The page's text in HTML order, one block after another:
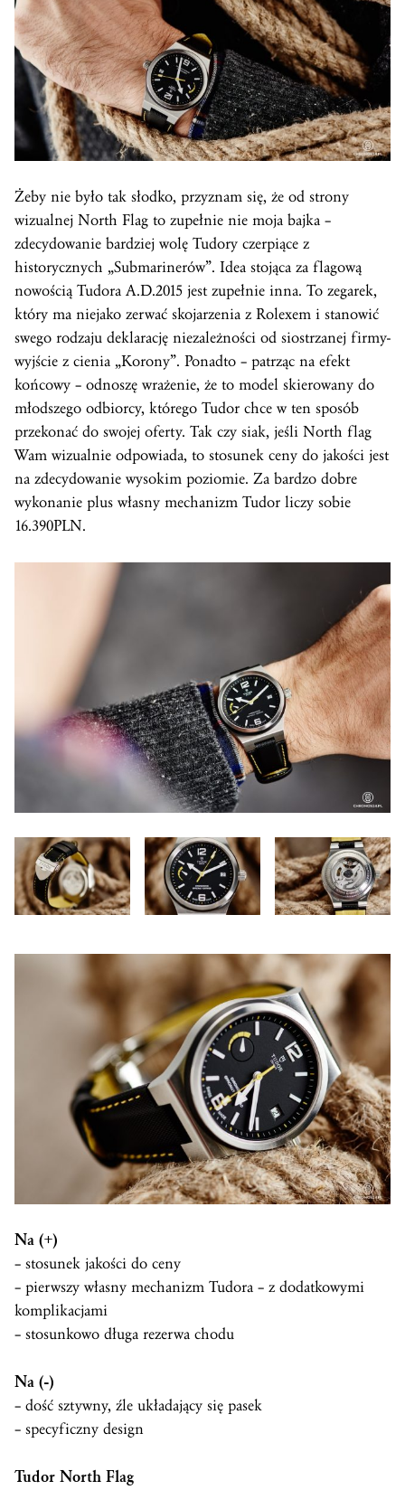
Żeby nie było tak słodko, przyznam się, że od strony
wizualnej North Flag to zupełnie nie moja bajka –
zdecydowanie bardziej wolę Tudory czerpiące z
historycznych „Submarinerów”. Idea stojąca za flagową
nowością Tudora A.D.2015 jest zupełnie inna. To zegarek,
który ma niejako zerwać skojarzenia z Rolexem i stanowić
swego rodzaju deklarację niezależności od siostrzanej firmy-
wyjście z cienia „Korony”. Ponadto – patrząc na efekt
końcowy – odnoszę wrażenie, że to model skierowany do
młodszego odbiorcy, którego Tudor chce w ten sposób
przekonać do swojej oferty. Tak czy siak, jeśli North flag
Wam wizualnie odpowiada, to stosunek ceny do jakości jest
na zdecydowanie wysokim poziomie. Za bardzo dobre
wykonanie plus własny mechanizm Tudor liczy sobie
16.390PLN.
Na (+)
– stosunek jakości do ceny
– pierwszy własny mechanizm Tudora – z dodatkowymi
komplikacjami
– stosunkowo długa rezerwa chodu
Na (-)
– dość sztywny, źle układający się pasek
– specyficzny design
Tudor North Flag